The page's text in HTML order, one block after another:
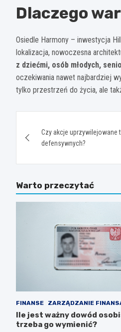
Dlaczego
Osiedle Harmony – inwestycja
lokalizacja, nowoczesna
z dziećmi, osób młodych,
oczekiwania nawet najbardziej
tylko przestrzeń do życia, ale
wpisu
Czy akcje uprzywilejowane
defensywnych?
Warto przeczytać
FINANSE ZARZĄDZANIE
Ile jest ważny dowód
trzeba go wymienić?